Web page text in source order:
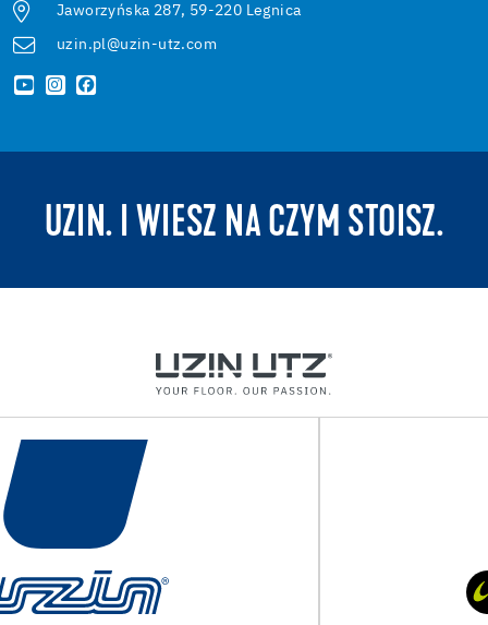
Jaworzyńska 287, 59-220 Legnica
uzin.pl@uzin-utz.com
UZIN. I WIESZ NA CZYM STOISZ.